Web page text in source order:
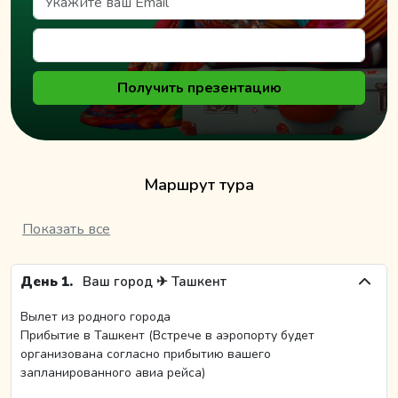
проверенные и имеют отличный рейтинг на трипадвайзере и
других платформат.
Стоимость тура «По стопам Чингиз-Хана» рассчитан на
индивидуальную группу от 2 туристов.
Бухара или Хива? Самарканд или Ташкент? А может все и
Узбекистана и привезите с собой не только фотографии, но и
наших тур операторов на travel@minzifatravel.com
Получить презентацию
Маршрут тура
Показать все
День 1. Ваш город ✈ Ташкент
Вылет из родного города
Прибытие в Ташкент (Встрече в аэропорту будет
организована согласно прибытию вашего
запланированного авиа рейса)